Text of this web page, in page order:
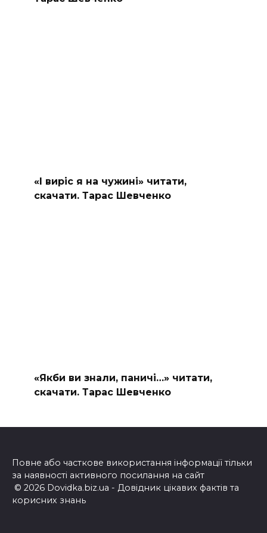
«І виріс я на чужині» читати,
скачати. Тарас Шевченко
«Якби ви знали, паничі…» читати,
скачати. Тарас Шевченко
Повне або часткове використання інформації тільки
за наявності активного посилання на сайт
© 2026 Dovidka.biz.ua - Довідник цікавих фактів та
корисних знань